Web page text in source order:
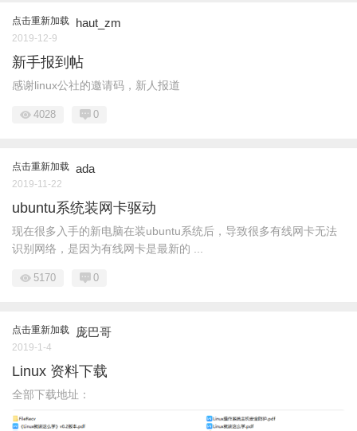
点击重新加载 haut_zm
2019-12-9
新手报到帖
感谢linux公社的邀请码，新人报道
4028 0
点击重新加载 ada
2019-11-22
ubuntu系统装网卡驱动
现在很多入手的新电脑在装ubuntu系统后，导致很多有线网卡无法
识别网络，是因为有线网卡是最新的 ...
5170 0
点击重新加载 庞巴哥
2019-1-4
Linux 资料下载
全部下载地址：